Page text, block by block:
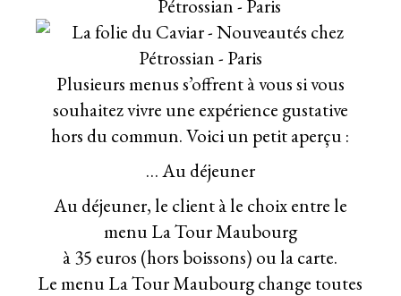
Plusieurs menus s’offrent à vous si vous
souhaitez vivre une expérience gustative
hors du commun. Voici un petit aperçu :
… Au déjeuner
Au déjeuner, le client à le choix entre le
menu La Tour Maubourg
à 35 euros (hors boissons) ou la carte.
Le menu La Tour Maubourg change toutes